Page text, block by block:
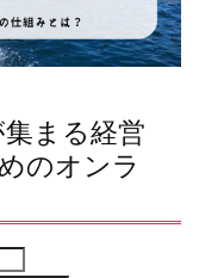
集まる経営
のオンラ